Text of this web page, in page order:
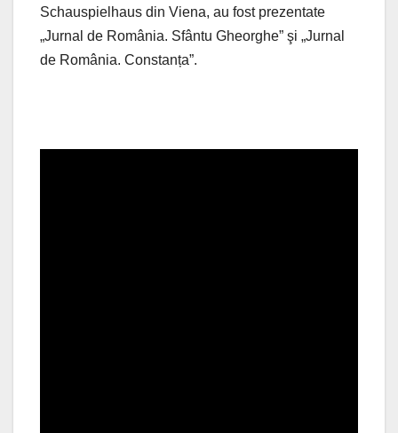
Schauspielhaus din Viena, au fost prezentate
„Jurnal de România. Sfântu Gheorghe” şi „Jurnal
de România. Constanța”.